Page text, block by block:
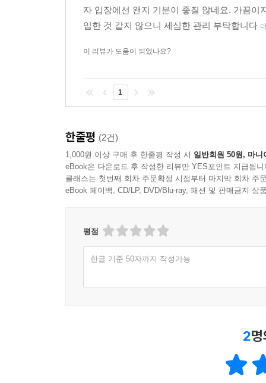
이왕 건배사처럼 쓴 김에, 이 책을 읽어주신
지지해주길 바란다. 그럼으로써 우리가 서로에게
이 책은 지금 이 글자와 만나는 분에게 바친다.
2025년 가을과 겨울 사이에서,
자 입장에선 왠지 기분이 좋질 않네요. 가끔
입한 것 같지 않으니 세심한 관리 부탁합니다
이 리뷰가 도움이 되었나요?
1
한줄평 (2건)
1,000원 이상 구매 후 한줄평 작성 시 일반회원 50원, 마니
eBook은 다운로드 후 작성한 리뷰만 YES포인트 지급됩니
클래스는 첫번째 회차 주문확정 시점부터 마지막 회차 주
eBook 페이백, CD/LP, DVD/Blu-ray, 패션 및 판매금지 상
평점
한글 기준 50자까지 작성가능
2